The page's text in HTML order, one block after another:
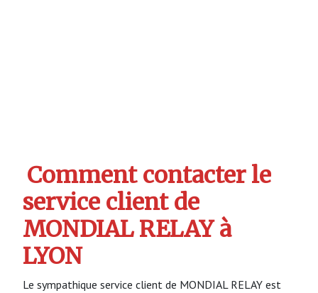
Comment contacter le
service client de
MONDIAL RELAY à
LYON
Le sympathique service client de MONDIAL RELAY est